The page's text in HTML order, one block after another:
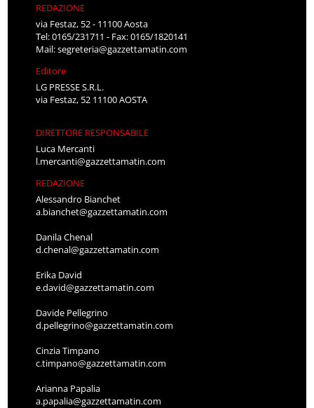
REDAZIONE
via Festaz, 52 - 11100 Aosta
Tel: 0165/231711 - Fax: 0165/1820141
Mail:segreteria@gazzettamatin.com
Editore
LG PRESSE S.R.L.
via Festaz, 52 11100 AOSTA
DIRETTORE RESPONSABILE
Luca Mercanti
l.mercanti@gazzettamatin.com
REDAZIONE
Alessandro Bianchet
a.bianchet@gazzettamatin.com
Danila Chenal
d.chenal@gazzettamatin.com
Erika David
e.david@gazzettamatin.com
Davide Pellegrino
d.pellegrino@gazzettamatin.com
Cinzia Timpano
c.timpano@gazzettamatin.com
Arianna Papalia
a.papalia@gazzettamatin.com